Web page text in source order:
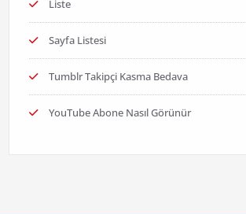
Liste
Sayfa Listesi
Tumblr Takipçi Kasma Bedava
YouTube Abone Nasıl Görünür